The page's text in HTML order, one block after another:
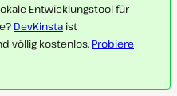
Entwicklungstool für
DevKinsta ist
völlig kostenlos. Probiere